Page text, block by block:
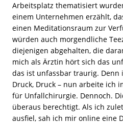
Arbeitsplatz thematisiert
einem Unternehmen erzählt,
einen Meditationsraum zur
würden auch morgendliche
diejenigen abgehalten, die
mich als Ärztin hört sich das
das ist unfassbar traurig. Denn
Druck, Druck – nun arbeite ich
für Unfallchirurgie. Dennoch.
überaus berechtigt. Als ich
ausfiel, sah ich mir online eine